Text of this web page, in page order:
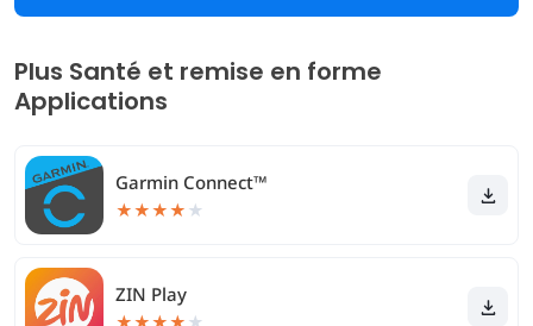
Plus Santé et remise en forme
Applications
Garmin Connect™
★★★★ ★
ZIN Play
★★★★ ★